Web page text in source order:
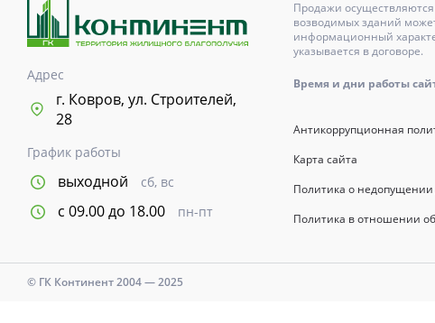
Адрес
г. Ковров, ул. Строителей,
28
График работы
выходной сб, вс
с 09.00 до 18.00 пн-пт
Продажи
возводимых зданий
информационный
указывается в договоре.
Время и дни работы
Антикоррупционная
Карта сайта
Политика о
Политика в отношении
© ГК Континент 2004 — 2025